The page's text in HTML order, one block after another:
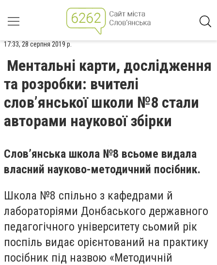
17:33, 28 серпня 2019 р.
Ментальні карти, дослідження
та розробки: вчителі
слов’янської школи №8 стали
авторами наукової збірки
Слов’янська школа №8 всьоме видала
власний науково-методичний посібник.
Школа №8 спільно з кафедрами й
лабораторіями Донбаського державного
педагогічного університету сьомий рік
поспіль видає орієнтований на практику
посібник під назвою «Методичній